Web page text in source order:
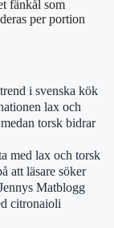
fänkål som
per portion
i svenska kök
lax och
torsk bidrar
med lax och torsk
att läsare söker
Matblogg
citronaioli